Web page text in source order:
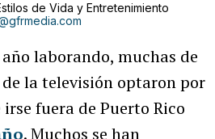
de Vida y Entretenimiento
laborando, muchas de
la televisión optaron por
fuera de Puerto Rico
. Muchos se han